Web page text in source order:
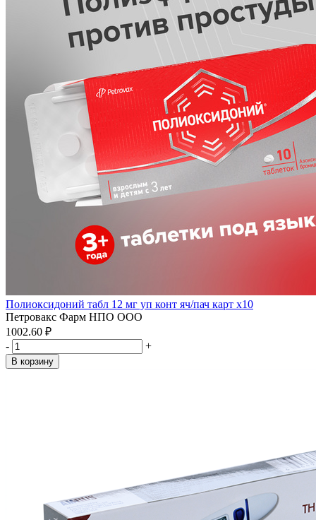
Полиоксидоний табл 12 мг уп конт яч/пач карт x10
Петровакс Фарм НПО ООО
1002.60 ₽
-
+
В корзину